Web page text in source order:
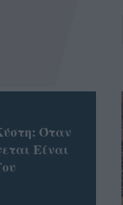
Όταν
Είναι